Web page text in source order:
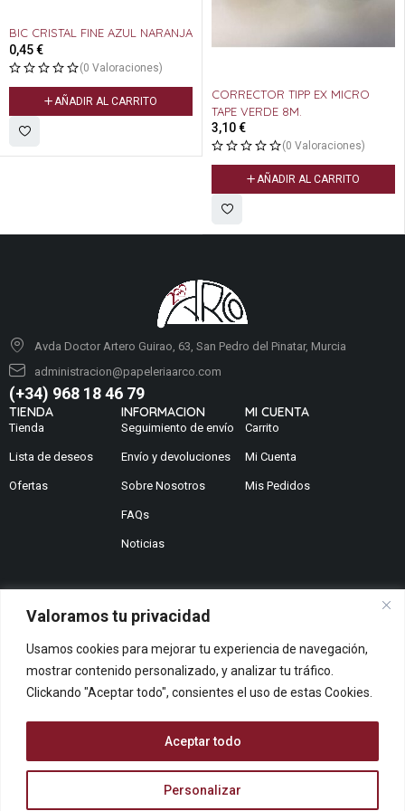
Valoramos tu privacidad
Usamos cookies para mejorar tu experiencia de navegación,
mostrar contenido personalizado, y analizar tu tráfico.
Clickando "Aceptar todo", consientes el uso de estas Cookies.
Personalizar
Aceptar todo
BIC CRISTAL FINE AZUL NARANJA
0,45€
(0 Valoraciones)
AÑADIR AL CARRITO
CORRECTOR TIPP EX MICRO
TAPE VERDE 8M.
3,10€
(0 Valoraciones)
AÑADIR AL CARRITO
Avda Doctor Artero Guirao, 63, San Pedro del Pinatar, Murcia
administracion@papeleriaarco.com
(+34) 968 18 46 79
TIENDA
Tienda
Lista de deseos
Ofertas
INFORMACION
Seguimiento de envío
Envío y devoluciones
Sobre Nosotros
FAQs
Noticias
MI CUENTA
Carrito
Mi Cuenta
Mis Pedidos
¿Te podemos ayudar?
Queremos saber tu opinión